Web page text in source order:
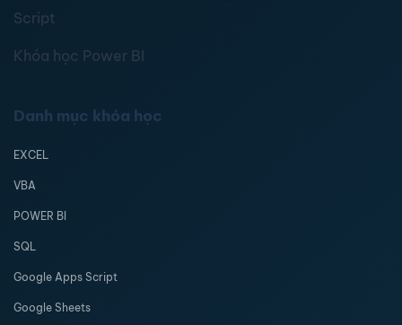
Script
Khóa học Power BI
Danh mục khóa học
EXCEL
VBA
POWER BI
SQL
Google Apps Script
Google Sheets